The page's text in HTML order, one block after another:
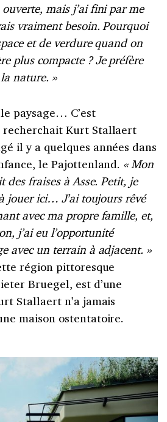
mais j’ai fini par me
vraiment besoin. Pourquoi
et de verdure quand on
plus compacte ? Je préfère
nature. »
paysage… C’est
recherchait Kurt Stallaert
il y a quelques années dans
le Pajottenland. « Mon
des fraises à Asse. Petit, je
jouer ici… J’ai toujours rêvé
avec ma propre famille, et,
j’ai eu l’opportunité
avec un terrain à adjacent. »
région pittoresque
Bruegel, est d’une
Stallaert n’a jamais
maison ostentatoire.